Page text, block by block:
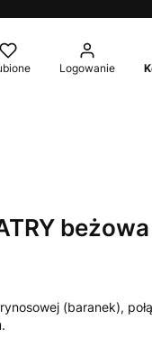
Logowanie
beżowa
(baranek),